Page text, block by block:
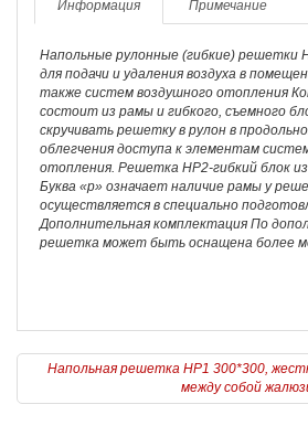
Информация Примечание
Напольные рулонные (гибкие) решетки
для подачи и удаления воздуха в
также систем воздушного отопления
состоит из рамы и гибкого, съемного
скручивать решетку в рулон в
облегчения доступа к элементам
отопления. Решетка НР2-гибкий блок
Буква «р» означает наличие рамы у
осуществляется в специально
Дополнительная комплектация По
решетка может быть оснащена более
Напольная решетка НР1 300*300,
между собой